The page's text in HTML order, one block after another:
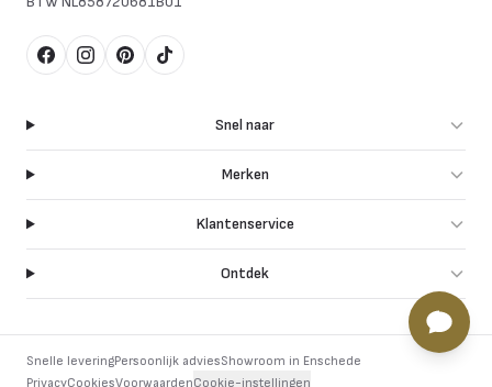
FacebookInstagram
Pinterest
TikTok
Snel naar
Merken
Klantenservice
Ontdek
Snelle leveringPersoonlijk adviesShowroom in Enschede
PrivacyCookiesVoorwaardenCookie-instellingen